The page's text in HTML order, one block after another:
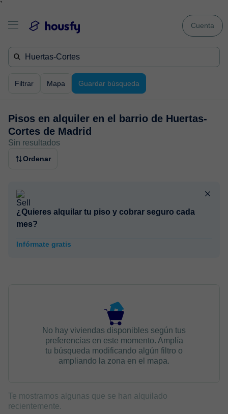
`
Cuenta
Filtrar Mapa Guardar búsqueda
Pisos en alquiler en el barrio de Huertas-
Cortes de Madrid
Sin resultados
Ordenar
¿Quieres alquilar tu piso y cobrar seguro cada
mes?
Infórmate gratis
No hay viviendas disponibles según tus
preferencias en este momento. Amplía
tu búsqueda modificando algún filtro o
ampliando la zona en el mapa.
Te mostramos algunas que se han alquilado
recientemente.